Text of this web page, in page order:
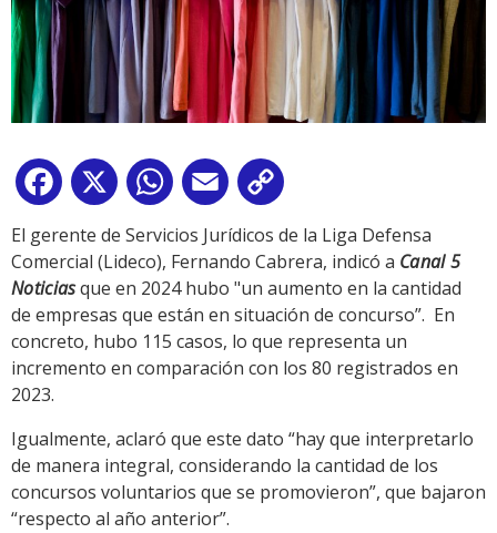
Facebook
X WhatsApp
Email
Link
El gerente de Servicios Jurídicos de la Liga Defensa
Comercial (Lideco), Fernando Cabrera, indicó a Canal 5
Noticiasque en 2024 hubo "un aumento en la cantidad
de empresas que están en situación de concurso”. En
concreto, hubo 115 casos, lo que representa un
incremento en comparación con los 80 registrados en
2023.
Igualmente, aclaró que este dato “hay que interpretarlo
de manera integral, considerando la cantidad de los
concursos voluntarios que se promovieron”, que bajaron
“respecto al año anterior”.